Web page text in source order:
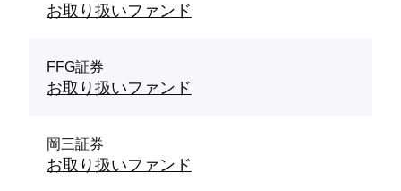
お取り扱いファンド
FFG証券
お取り扱いファンド
岡三証券
お取り扱いファンド